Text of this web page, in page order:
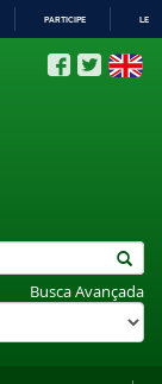
PARTICIPE
Busca Avançada